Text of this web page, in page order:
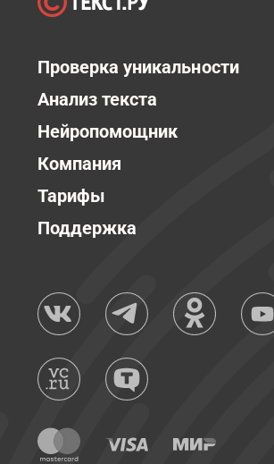
Проверка уникальности
Анализ текста
Нейропомощник
Компания
Тарифы
Поддержка